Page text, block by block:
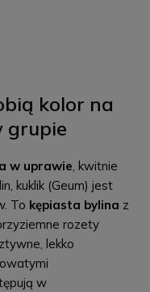
kolor na
grupie
w uprawie, kwitnie
kuklik (Geum) jest
To kępiasta bylina z
rozety
lekko
w